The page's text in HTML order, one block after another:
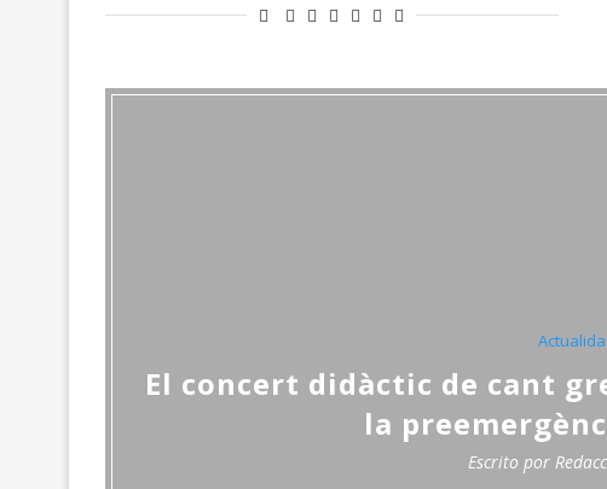
El concert didàctic de cant
la
Escrito por